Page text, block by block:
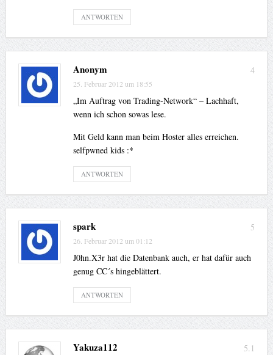
ANTWORTEN
4
Anonym
25. Februar 2012 um 18:55
„Im Auftrag von Trading-Network“ – Lachhaft,
wenn ich schon sowas lese.
Mit Geld kann man beim Hoster alles erreichen.
selfpwned kids :*
ANTWORTEN
5
spark
26. Februar 2012 um 01:12
J0hn.X3r hat die Datenbank auch, er hat dafür auch
genug CC´s hingeblättert.
ANTWORTEN
5.1
Yakuza112